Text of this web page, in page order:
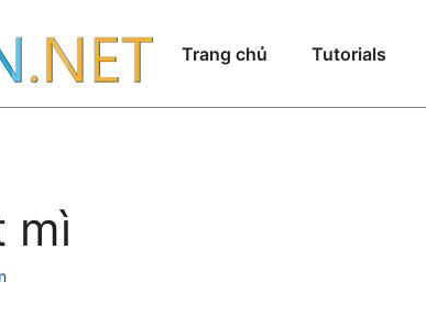
Trang chủ Tutorials
mì